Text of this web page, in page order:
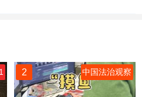
2 中国法治观察